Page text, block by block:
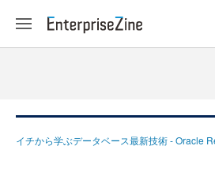
イチから学ぶデータベース最新技術 - Oracle